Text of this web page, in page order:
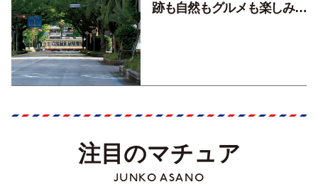
跡も自然もグルメも楽しみ尽
注目のマチュア
JUNKO ASANO